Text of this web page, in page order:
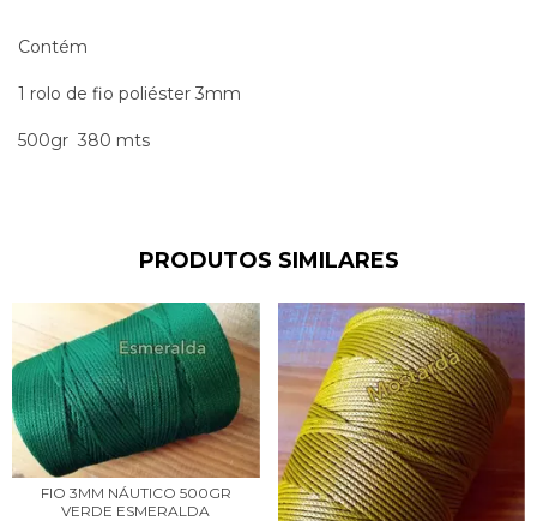
Contém
1 rolo de fio poliéster 3mm
500gr 380 mts
PRODUTOS SIMILARES
FIO 3MM NÁUTICO 500GR
VERDE ESMERALDA